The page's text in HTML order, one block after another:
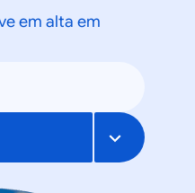
em alta em